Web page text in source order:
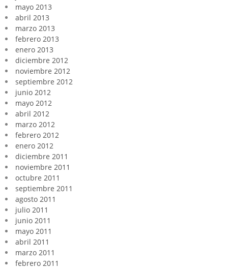
mayo 2013
abril 2013
marzo 2013
febrero 2013
enero 2013
diciembre 2012
noviembre 2012
septiembre 2012
junio 2012
mayo 2012
abril 2012
marzo 2012
febrero 2012
enero 2012
diciembre 2011
noviembre 2011
octubre 2011
septiembre 2011
agosto 2011
julio 2011
junio 2011
mayo 2011
abril 2011
marzo 2011
febrero 2011